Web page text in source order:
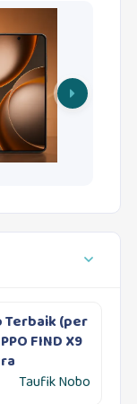
Terbaik (per
FIND X9
Taufik Nobo